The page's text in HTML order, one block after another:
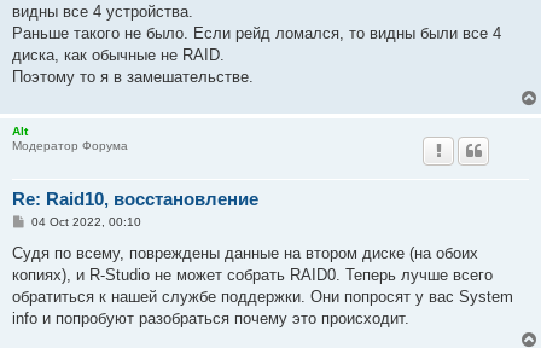
видны все 4 устройства.
Раньше такого не было. Если рейд ломался, то видны были все 4
диска, как обычные не RAID.
Поэтому то я в замешательстве.
Alt
Модератор Форума
Re: Raid10, восстановление
P
s
t
04 Oct 2022, 00:10
Судя по всему, повреждены данные на втором диске (на обоих
копиях), и R-Studio не может собрать RAID0. Теперь лучше всего
обратиться к нашей службе поддержки. Они попросят у вас System
info и попробуют разобраться почему это происходит.